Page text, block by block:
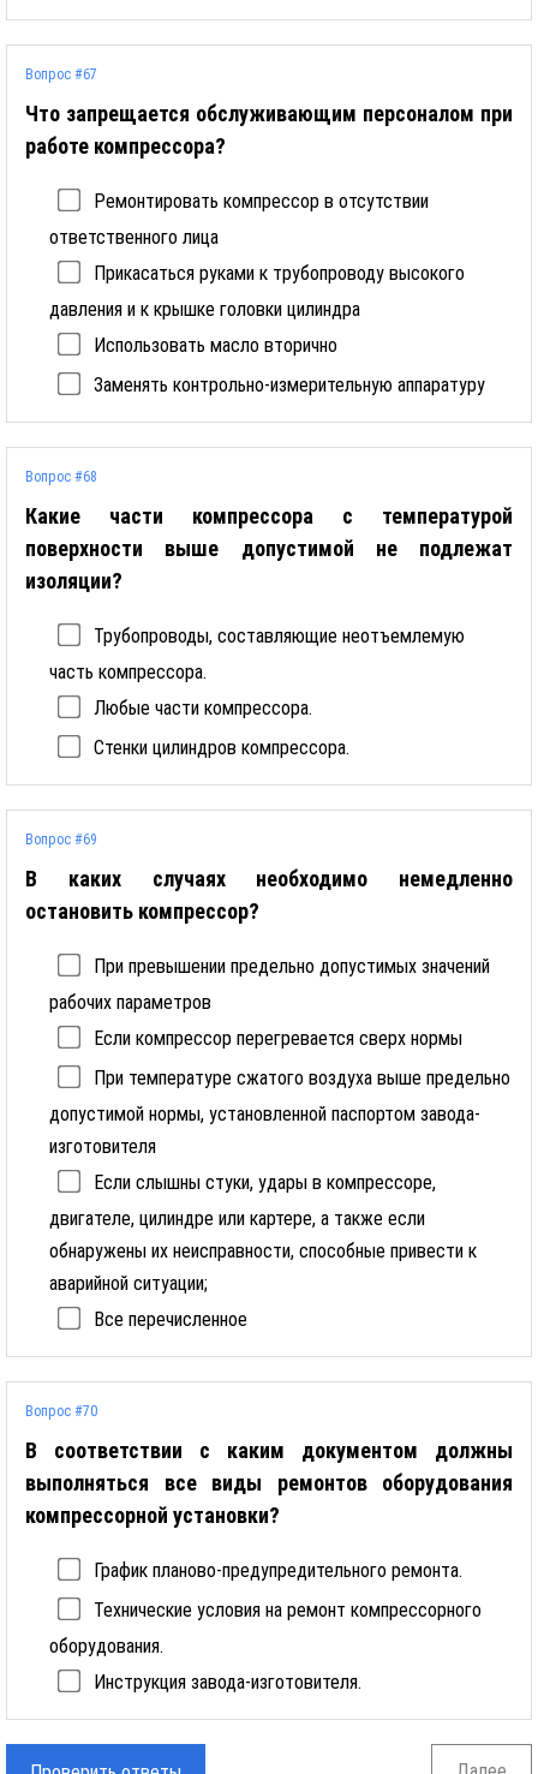
Вопрос #67
Что запрещается обслуживающим персоналом при
работе компрессора?
Ремонтировать компрессор в отсутствии
ответственного лица
Прикасаться руками к трубопроводу высокого
давления и к крышке головки цилиндра
Использовать масло вторично
Заменять контрольно-измерительную аппаратуру
Вопрос #68
Какие части компрессора с температурой
поверхности выше допустимой не подлежат
изоляции?
Трубопроводы, составляющие неотъемлемую
часть компрессора.
Любые части компрессора.
Стенки цилиндров компрессора.
Вопрос #69
В каких случаях необходимо немедленно
остановить компрессор?
При превышении предельно допустимых значений
рабочих параметров
Если компрессор перегревается сверх нормы
При температуре сжатого воздуха выше предельно
допустимой нормы, установленной паспортом завода-
изготовителя
Если слышны стуки, удары в компрессоре,
двигателе, цилиндре или картере, а также если
обнаружены их неисправности, способные привести к
аварийной ситуации;
Все перечисленное
Вопрос #70
В соответствии с каким документом должны
выполняться все виды ремонтов оборудования
компрессорной установки?
График планово-предупредительного ремонта.
Технические условия на ремонт компрессорного
оборудования.
Инструкция завода-изготовителя.